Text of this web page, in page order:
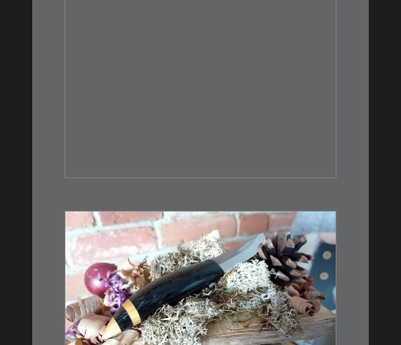
€39,00
Kleines Schmuckmesser, ideal
als…